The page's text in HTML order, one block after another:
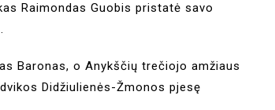
Raimondas Guobis pristatė savo
Baronas, o Anykščių trečiojo amžiaus
Didžiulienės-Žmonos pjesę